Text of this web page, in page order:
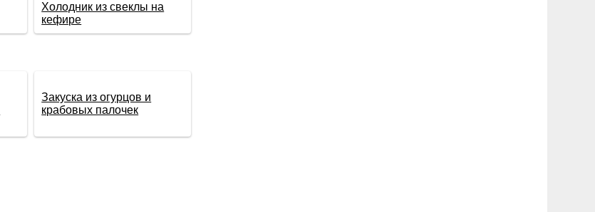
Холодник из свеклы на
кефире
Закуска из огурцов и
крабовых палочек